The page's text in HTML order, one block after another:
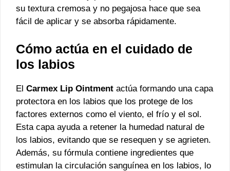
su textura cremosa y no pegajosa hace que sea
fácil de aplicar y se absorba rápidamente.
Cómo actúa en el cuidado de
los labios
El Carmex Lip Ointment actúa formando una capa
protectora en los labios que los protege de los
factores externos como el viento, el frío y el sol.
Esta capa ayuda a retener la humedad natural de
los labios, evitando que se resequen y se agrieten.
Además, su fórmula contiene ingredientes que
estimulan la circulación sanguínea en los labios, lo